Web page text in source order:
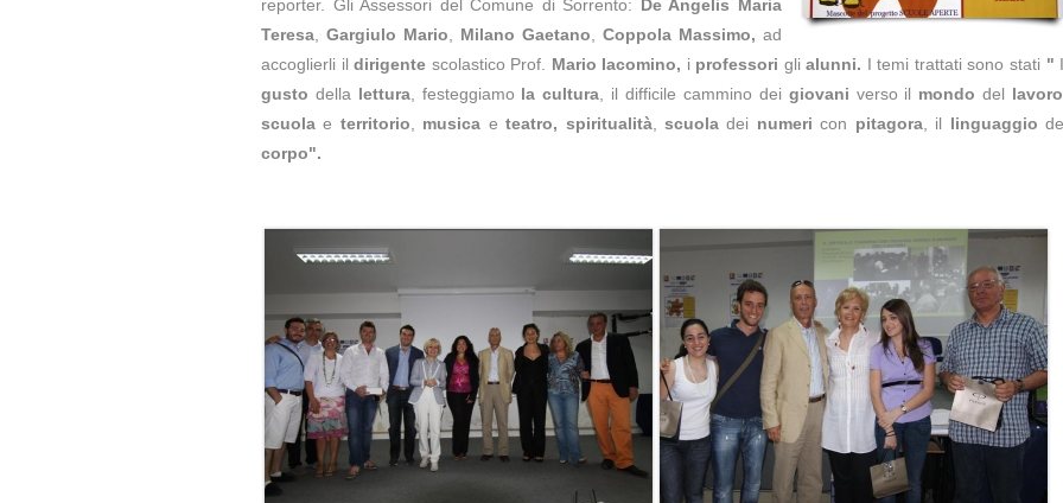
reporter. Gli Assessori del Comune di Sorrento: De Angelis Maria
Teresa
Gargiulo Mario Milano Gaetano Coppola Massimo, ad
accoglierli ildirigente scolastico Prof. Mario Iacomino, i professori gli alunni. I temi trattati sono stati "
gusto della lettura, festeggiamo la cultura , il difficile cammino dei giovani verso il mondo del lavoro
scuolae territorio musica eteatro, spiritualità,scuoladei numeri con pitagora, il linguaggio
corpo".